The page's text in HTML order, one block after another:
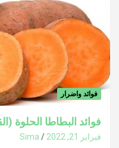
فوائد واضرار
فوائد البطاطا الحلوة
فبراير 21, 2022 Sima